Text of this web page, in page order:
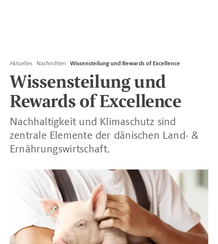
Aktuelles Nachrichten Wissensteilung und Rewards of Excellence
Wissensteilung und
Rewards of Excellence
Nachhaltigkeit und Klimaschutz sind
zentrale Elemente der dänischen Land- &
Ernährungswirtschaft.